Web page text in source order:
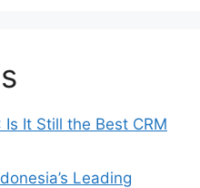
It Still the Best CRM
Leading